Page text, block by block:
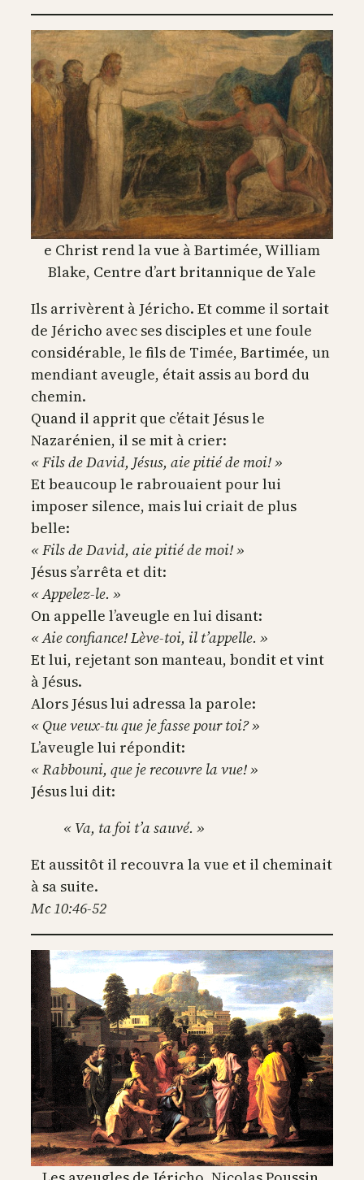
e Christ rend la vue à Bartimée, William
Blake, Centre d’art britannique de Yale
Ils arrivèrent à Jéricho. Et comme il sortait
de Jéricho avec ses disciples et une foule
considérable, le fils de Timée, Bartimée, un
mendiant aveugle, était assis au bord du
chemin.
Quand il apprit que c’était Jésus le
Nazarénien, il se mit à crier:
« Fils de David, Jésus, aie pitié de moi! »
Et beaucoup le rabrouaient pour lui
imposer silence, mais lui criait de plus
belle:
« Fils de David, aie pitié de moi! »
Jésus s’arrêta et dit:
« Appelez-le. »
On appelle l’aveugle en lui disant:
« Aie confiance! Lève-toi, il t’appelle. »
Et lui, rejetant son manteau, bondit et vint
à Jésus.
Alors Jésus lui adressa la parole:
« Que veux-tu que je fasse pour toi? »
L’aveugle lui répondit:
« Rabbouni, que je recouvre la vue! »
Jésus lui dit:
« Va, ta foi t’a sauvé. »
Et aussitôt il recouvra la vue et il cheminait
à sa suite.
Mc 10:46-52